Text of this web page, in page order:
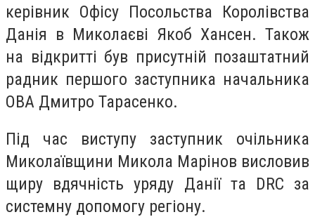
керівник Офісу Посольства Королівства
Данія в Миколаєві Якоб Хансен. Також
на відкритті був присутній позаштатний
радник першого заступника начальника
ОВА Дмитро Тарасенко.
Під час виступу заступник очільника
Миколаївщини Микола Марінов висловив
щиру вдячність уряду Данії та DRC за
системну допомогу регіону.